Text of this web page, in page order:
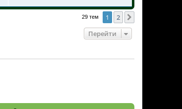
29 тем 1 2
Перейти